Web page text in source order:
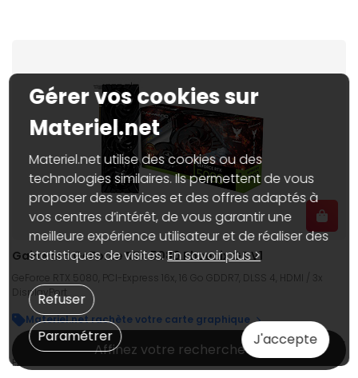
Gainward GeForce RTX 5080 Phoenix GS V1
GeForce RTX 5080, PCI-Express 16x, 16 Go GDDR7, DLSS 4, HDMI / 3x
DisplayPort
Materiel.net rachète votre carte graphique
1 599€ 95
Dispo web :Rupture
En stock dans 2 magasins
Affinez votre recherche
Gérer vos cookies sur
Materiel.net
Materiel.net utilise des cookies ou des
technologies similaires. Ils permettent de vous
proposer des services et des offres adaptés à
vos centres d’intérêt, de vous garantir une
meilleure expérience utilisateur et de réaliser des
statistiques de visites.En savoir plus >
J'accepte
Paramétrer
Refuser